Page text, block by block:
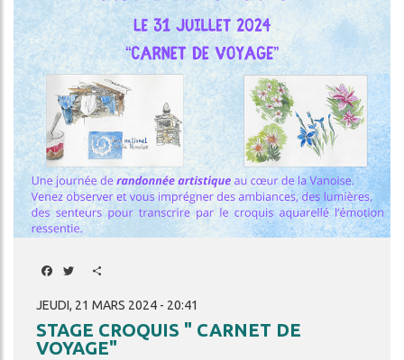
Facebook
Twitter
JEUDI, 21 MARS 2024 - 20:41
STAGE CROQUIS " CARNET DE
VOYAGE"